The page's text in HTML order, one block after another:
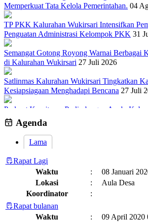
Memperkuat Tata Kelola Pemerintahan. 04
TP PKK Kalurahan Wukirsari Intensifkan
Penguatan Administrasi Kelompok PKK 31
Semangat Gotong Royong Warnai Berbagai
di Kalurahan Wukirsari 27 Juli 2026
Satlinmas Kalurahan Wukirsari Tingkatkan
Kesiapsiagaan Menghadapi Bencana 27 Juli
Perkuat Komitmen Perlindungan Anak,
Menggelar Sosialisasi dan Outbond Desa
Agenda
Lama
Rapat Lagi
Waktu
:
08 Januari
Lokasi
:
Aula Desa
Koordinator
:
Rapat bulanan
Waktu
:
09 April 2020